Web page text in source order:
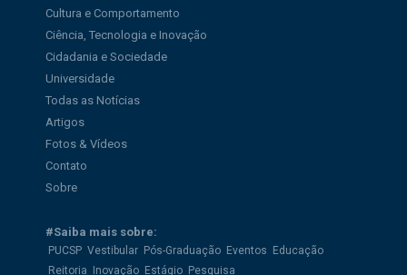
Cultura e Comportamento
Ciência, Tecnologia e Inovação
Cidadania e Sociedade
Universidade
Todas as Notícias
Artigos
Fotos & Vídeos
Contato
Sobre
#Saiba mais sobre:
PUCSP Vestibular Pós-Graduação Eventos
Educação
Reitoria
Inovação Estágio Pesquisa